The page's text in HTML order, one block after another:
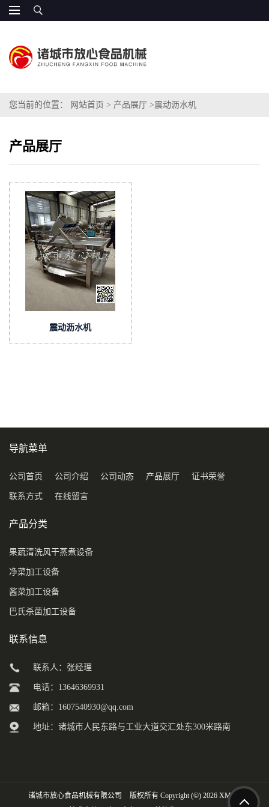
您当前的位置： 网站首页 > 产品展厅 >震动沥水机
产品展厅
震动沥水机
导航菜单
公司首页 公司介绍 公司动态 产品展厅 证书荣誉
联系方式 在线留言
产品分类
果蔬清洗风干蒸煮设备
净菜加工设备
酱菜加工设备
巴氏杀菌加工设备
联系信息
联系人：张经理
电话：13646369931
邮箱： 1607540930@qq.com
地址：诸城市人民东路与工业大道交汇处东300米路南
诸城市放心食品机械有限公司 版权所有 Copyright (©) 2026 XML